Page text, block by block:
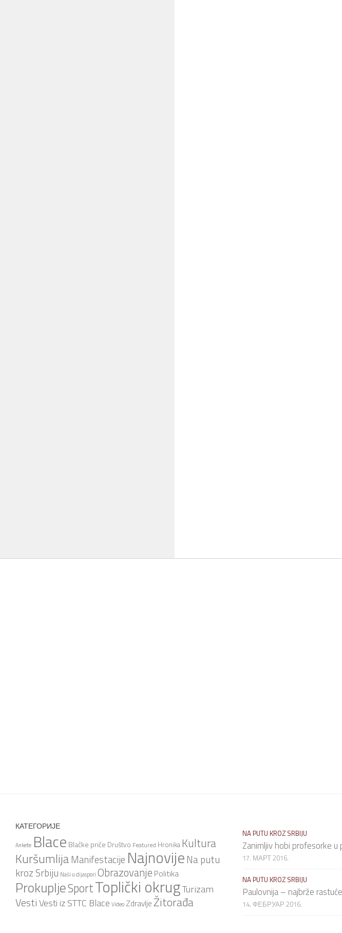
КАТЕГОРИЈЕ
Ankete Blace Blačke priče Društvo Featured Hronika Kultura
KuršumlijaManifestacije NajnovijeNa putu
kroz Srbiju Naši u dijaspori Obrazovanje Politika
ProkupljeSportToplički okrugTurizam
VestiVesti iz STTC Blace Video Zdravlje Žitorađa
NA PUTU KROZ SRBIJU
Zanimljiv hobi profesorke
17. МАРТ 2016.
NA PUTU KROZ SRBIJU
Paulovnija – najbrže
14. ФЕБРУАР 2016.